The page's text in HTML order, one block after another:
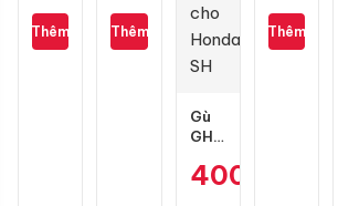
H
Thêm
gai
kim
Thêm
Gù
GH
carbon
400.000
1L
Thêm